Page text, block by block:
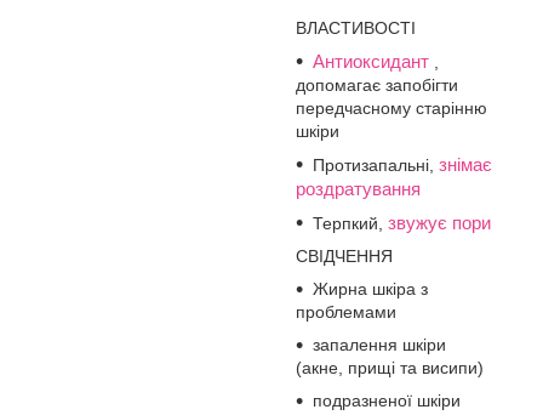
ВЛАСТИВОСТІ
Антиоксидант
допомагає запобігти
передчасному старінню
шкіри
Протизапальні, знімає
роздратування
Терпкий, звужує пори
СВІДЧЕННЯ
Жирна шкіра з
проблемами
запалення шкіри
(акне, прищі та висипи)
подразненої шкіри